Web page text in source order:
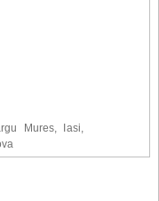
Mures, Iasi,